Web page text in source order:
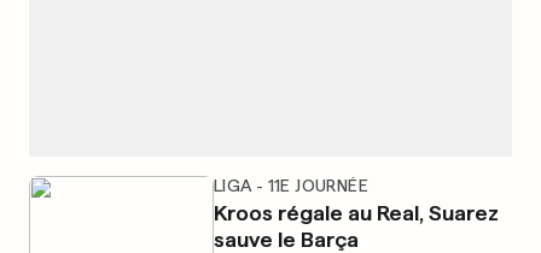
LIGA - 11E JOURNÉE
Kroos régale au Real, Suarez
sauve le Barça